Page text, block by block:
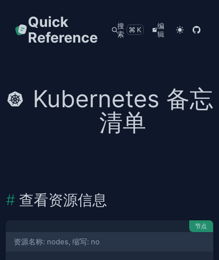
Quick
Reference
搜
索
⌘K
编
辑
Kubernetes 备忘
清单
查看资源信息
节点
资源名称: nodes, 缩写: no